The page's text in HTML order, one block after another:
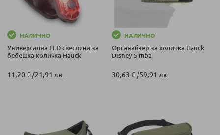
НАЛИЧНО
Универсална LED светлина за
бебешка количка Hauck
11,20 € /21,91 лв.
НАЛИЧНО
Органайзер за количка Hauck
Disney Simba
30,63 € /59,91 лв.